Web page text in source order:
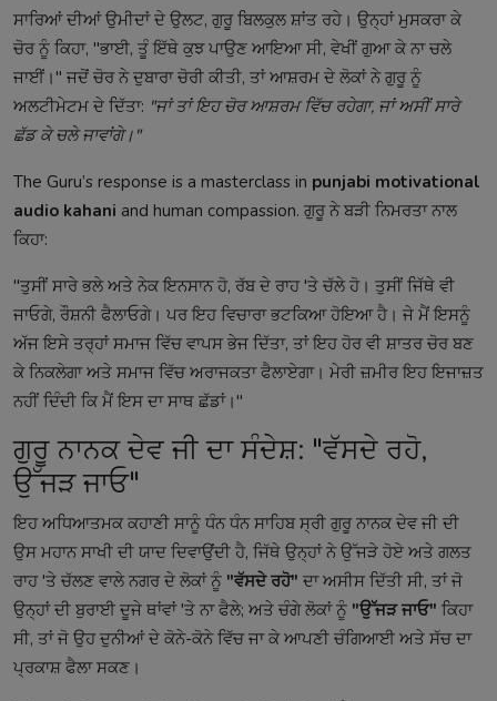
ਸਾਰਿਆਂ ਦੀਆਂ ਉਮੀਦਾਂ ਦੇ ਉਲਟ, ਗੁਰੂ ਬਿਲਕੁਲ ਸ਼ਾਂਤ ਰਹੇ। ਉਨ੍ਹਾਂ ਮੁਸਕਰਾ ਕੇ
ਚੋਰ ਨੂੰ ਕਿਹਾ, "ਭਾਈ, ਤੂੰ ਇੱਥੇ ਕੁਝ ਪਾਉਣ ਆਇਆ ਸੀ, ਵੇਖੀਂ ਗੁਆ ਕੇ ਨਾ ਚਲੇ
ਜਾਈਂ।" ਜਦੋਂ ਚੋਰ ਨੇ ਦੁਬਾਰਾ ਚੋਰੀ ਕੀਤੀ, ਤਾਂ ਆਸ਼ਰਮ ਦੇ ਲੋਕਾਂ ਨੇ ਗੁਰੂ ਨੂੰ
ਅਲਟੀਮੇਟਮ ਦੇ ਦਿੱਤਾ: "ਜਾਂ ਤਾਂ ਇਹ ਚੋਰ ਆਸ਼ਰਮ ਵਿੱਚ ਰਹੇਗਾ, ਜਾਂ ਅਸੀਂ ਸਾਰੇ
ਛੱਡ ਕੇ ਚਲੇ ਜਾਵਾਂਗੇ।"
The Guru’s response is a masterclass in punjabi motivational
audio kahani and human compassion. ਗੁਰੂ ਨੇ ਬੜੀ ਨਿਮਰਤਾ ਨਾਲ
ਕਿਹਾ:
"ਤੁਸੀਂ ਸਾਰੇ ਭਲੇ ਅਤੇ ਨੇਕ ਇਨਸਾਨ ਹੋ, ਰੱਬ ਦੇ ਰਾਹ 'ਤੇ ਚੱਲੇ ਹੋ। ਤੁਸੀਂ ਜਿੱਥੇ ਵੀ
ਜਾਓਗੇ, ਰੌਸ਼ਨੀ ਫੈਲਾਓਗੇ। ਪਰ ਇਹ ਵਿਚਾਰਾ ਭਟਕਿਆ ਹੋਇਆ ਹੈ। ਜੇ ਮੈਂ ਇਸਨੂੰ
ਅੱਜ ਇਸੇ ਤਰ੍ਹਾਂ ਸਮਾਜ ਵਿੱਚ ਵਾਪਸ ਭੇਜ ਦਿੱਤਾ, ਤਾਂ ਇਹ ਹੋਰ ਵੀ ਸ਼ਾਤਰ ਚੋਰ ਬਣ
ਕੇ ਨਿਕਲੇਗਾ ਅਤੇ ਸਮਾਜ ਵਿੱਚ ਅਰਾਜਕਤਾ ਫੈਲਾਏਗਾ। ਮੇਰੀ ਜ਼ਮੀਰ ਇਹ ਇਜਾਜ਼ਤ
ਨਹੀਂ ਦਿੰਦੀ ਕਿ ਮੈਂ ਇਸ ਦਾ ਸਾਥ ਛੱਡਾਂ।"
ਗੁਰੂ ਨਾਨਕ ਦੇਵ ਜੀ ਦਾ ਸੰਦੇਸ਼: "ਵੱਸਦੇ ਰਹੋ,
ਉੱਜੜ ਜਾਓ"
ਇਹ ਅਧਿਆਤਮਕ ਕਹਾਣੀ ਸਾਨੂੰ ਧੰਨ ਧੰਨ ਸਾਹਿਬ ਸ੍ਰੀ ਗੁਰੂ ਨਾਨਕ ਦੇਵ ਜੀ ਦੀ
ਉਸ ਮਹਾਨ ਸਾਖੀ ਦੀ ਯਾਦ ਦਿਵਾਉਂਦੀ ਹੈ, ਜਿੱਥੇ ਉਨ੍ਹਾਂ ਨੇ ਉੱਜੜੇ ਹੋਏ ਅਤੇ ਗਲਤ
ਰਾਹ 'ਤੇ ਚੱਲਣ ਵਾਲੇ ਨਗਰ ਦੇ ਲੋਕਾਂ ਨੂੰ "ਵੱਸਦੇ ਰਹੋ" ਦਾ ਅਸੀਸ ਦਿੱਤੀ ਸੀ, ਤਾਂ ਜੋ
ਉਨ੍ਹਾਂ ਦੀ ਬੁਰਾਈ ਦੂਜੇ ਥਾਂਵਾਂ 'ਤੇ ਨਾ ਫੈਲੇ; ਅਤੇ ਚੰਗੇ ਲੋਕਾਂ ਨੂੰ "ਉੱਜੜ ਜਾਓ" ਕਿਹਾ
ਸੀ, ਤਾਂ ਜੋ ਉਹ ਦੁਨੀਆਂ ਦੇ ਕੋਨੇ-ਕੋਨੇ ਵਿੱਚ ਜਾ ਕੇ ਆਪਣੀ ਚੰਗਿਆਈ ਅਤੇ ਸੱਚ ਦਾ
ਪ੍ਰਕਾਸ਼ ਫੈਲਾ ਸਕਣ।